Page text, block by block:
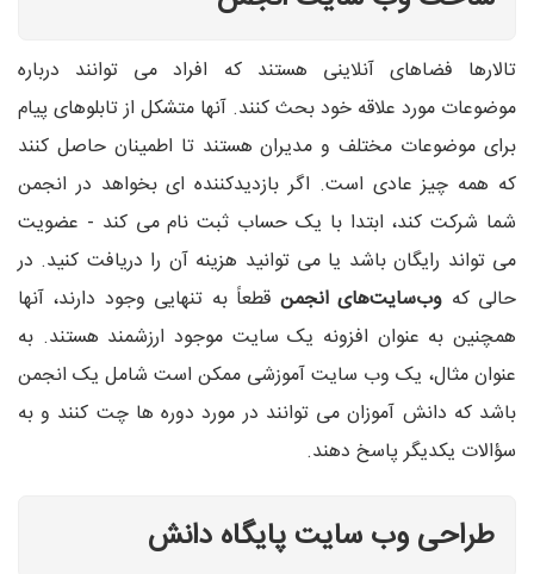
تالارها فضاهای آنلاینی هستند که افراد می توانند درباره
موضوعات مورد علاقه خود بحث کنند. آنها متشکل از تابلوهای پیام
برای موضوعات مختلف و مدیران هستند تا اطمینان حاصل کنند
که همه چیز عادی است. اگر بازدیدکننده ای بخواهد در انجمن
شما شرکت کند، ابتدا با یک حساب ثبت نام می کند - عضویت
می تواند رایگان باشد یا می توانید هزینه آن را دریافت کنید. در
حالی که وب‌سایت‌های انجمن قطعاً به تنهایی وجود دارند، آنها
همچنین به عنوان افزونه یک سایت موجود ارزشمند هستند. به
عنوان مثال، یک وب سایت آموزشی ممکن است شامل یک انجمن
باشد که دانش آموزان می توانند در مورد دوره ها چت کنند و به
سؤالات یکدیگر پاسخ دهند.
طراحی وب سایت پایگاه دانش